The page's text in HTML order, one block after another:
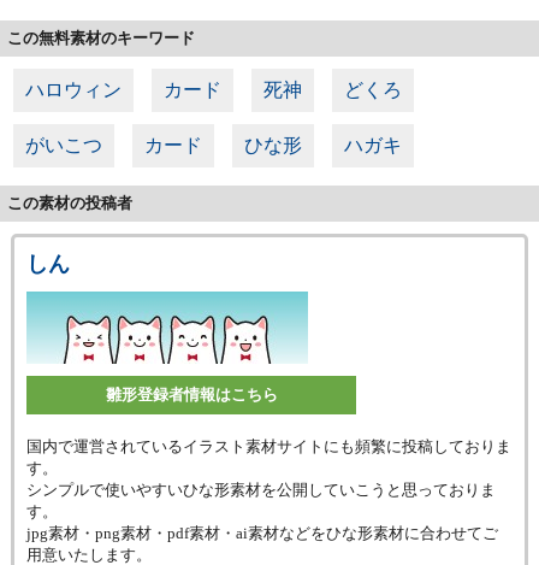
この無料素材のキーワード
ハロウィン カード 死神 どくろ
がいこつ カード ひな形 ハガキ
この素材の投稿者
しん
雛形登録者情報はこちら
国内で運営されているイラスト素材サイトにも頻繁に投稿しておりま
す。
シンプルで使いやすいひな形素材を公開していこうと思っておりま
す。
jpg素材・png素材・pdf素材・ai素材などをひな形素材に合わせてご
用意いたします。